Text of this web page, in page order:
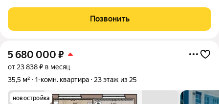
чтобы жизнь была удобной,
Позвонить
5 680 000 ₽
от 23 838 ₽ в месяц
35,5 м²
1-комн. квартира 23 этаж из 25
новостройка